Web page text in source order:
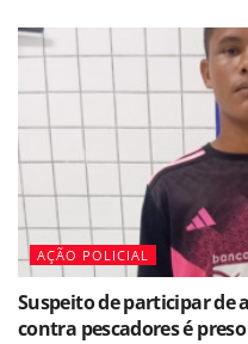
AÇÃO POLICIAL
Suspeito de participar de
contra pescadores é